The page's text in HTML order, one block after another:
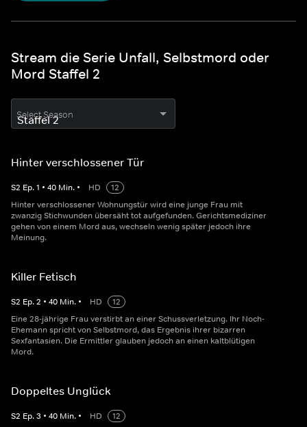
Stream die Serie Unfall, Selbstmord oder
Mord Staffel 2
Select Season
Hinter verschlossener Tür
S2 Ep.1 • 40 Min. • HD
12
Hinter verschlossener Wohnungstür wird eine junge Frau mit
zwanzig Stichwunden übersäht tot aufgefunden. Gerichtsmediziner
gehen von einem Mord aus, wechseln wenig später jedoch ihre
Meinung.
Killer Fetisch
S2 Ep.2 • 40 Min. • HD
12
Eine 28-jährige Frau verstirbt an einer Schussverletzung. Ihr Noch-
Ehemann spricht von Selbstmord, das Ergebnis ihrer bizarren
Sexfantasien. Die Ermittler glauben jedoch an einen kaltblütigen
Mord.
Doppeltes Unglück
S2 Ep.3 • 40 Min. • HD
12